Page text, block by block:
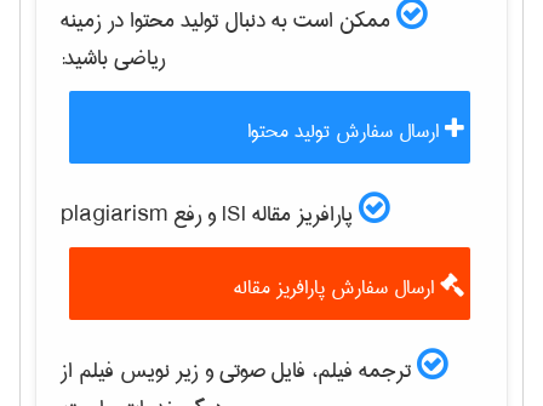
ممکن است به دنبال تولید محتوا در زمینه
رياضیباشید:
ارسال سفارش تولید محتوا
پارافریز مقاله ISI و رفع plagiarism
ارسال سفارش پارافریز مقاله
ترجمه فیلم، فایل صوتی و زیر نویس فیلم از